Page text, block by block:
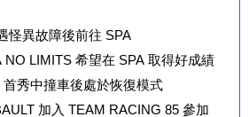
怪異故障後前往 SPA
NO LIMITS 希望在 SPA 取得好成績
秀中撞車後處於恢復模式
加入 TEAM RACING 85 參加